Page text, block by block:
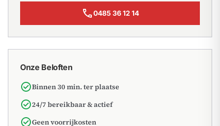
call0485 36 12 14
Onze Beloften
check_circleBinnen 30 min. ter plaatse
check_circle24/7 bereikbaar & actief
check_circleGeen voorrijkosten